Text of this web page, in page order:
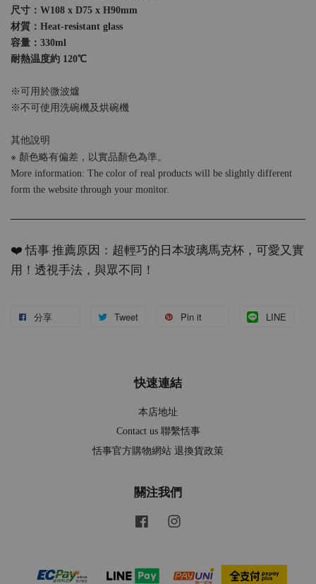
尺寸：W108 x D75 x H90mm
材質：Heat-resistant glass
容量：330ml
耐熱温度約 120℃
※可用於微波爐
※不可使用洗碗機及烘碗機
其他說明
※ 顏色略有偏差，以實品顏色為準。
More information: The color of real products will be slightly different
form the website through your monitor.
❤️ 恬事 推薦原因：超輕巧的日本玻璃馬克杯，可愛又實
用！透視手法，與眾不同！
分享 Tweet Pin it LINE
快速連結
本店地址
Contact us 聯繫恬事
恬事官方購物網站 退換貨政策
關注我們
Facebook